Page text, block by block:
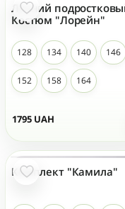
1795 UAH
Летний
Костюм "Лорейн"
128 134 140 146
152 158 164
Комплект "Камила"